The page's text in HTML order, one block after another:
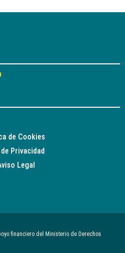
de Cookies
Privacidad
Legal
financiero del Ministerio de Derechos